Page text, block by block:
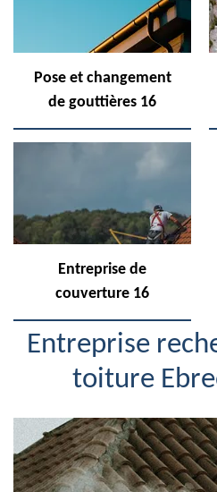
Pose et changement
de gouttières 16
Entreprise de
couverture 16
Entreprise
toiture